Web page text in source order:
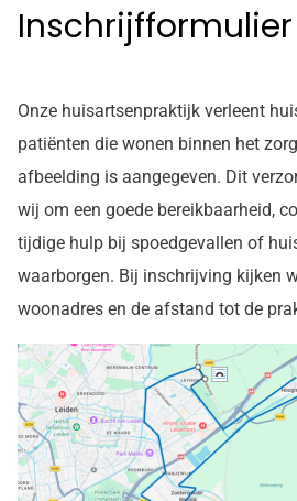
Inschrijfformulier
Onze huisartsenpraktijk verleent
patiënten die wonen binnen het
afbeelding is aangegeven. Dit
wij om een goede bereikbaarheid,
tijdige hulp bij spoedgevallen of
waarborgen. Bij inschrijving kijken
woonadres en de afstand tot de